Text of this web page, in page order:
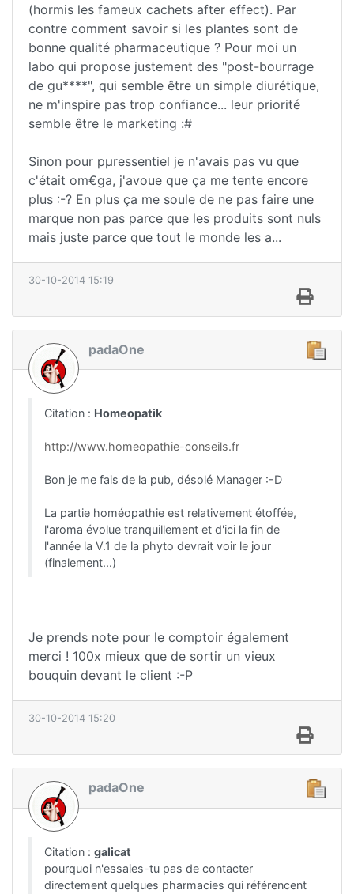
(hormis les fameux cachets after effect). Par
contre comment savoir si les plantes sont de
bonne qualité pharmaceutique ? Pour moi un
labo qui propose justement des "post-bourrage
de gu****", qui semble être un simple diurétique,
ne m'inspire pas trop confiance... leur priorité
semble être le marketing :#
Sinon pour pµressentiel je n'avais pas vu que
c'était om€ga, j'avoue que ça me tente encore
plus :-? En plus ça me soule de ne pas faire une
marque non pas parce que les produits sont nuls
mais juste parce que tout le monde les a...
30-10-2014 15:19
padaOne
Citation : Homeopatik
http://www.homeopathie-conseils.fr
Bon je me fais de la pub, désolé Manager :-D
La partie homéopathie est relativement étoffée,
l'aroma évolue tranquillement et d'ici la fin de
l'année la V.1 de la phyto devrait voir le jour
(finalement...)
Je prends note pour le comptoir également
merci ! 100x mieux que de sortir un vieux
bouquin devant le client :-P
30-10-2014 15:20
padaOne
Citation : galicat
pourquoi n'essaies-tu pas de contacter
directement quelques pharmacies qui référencent